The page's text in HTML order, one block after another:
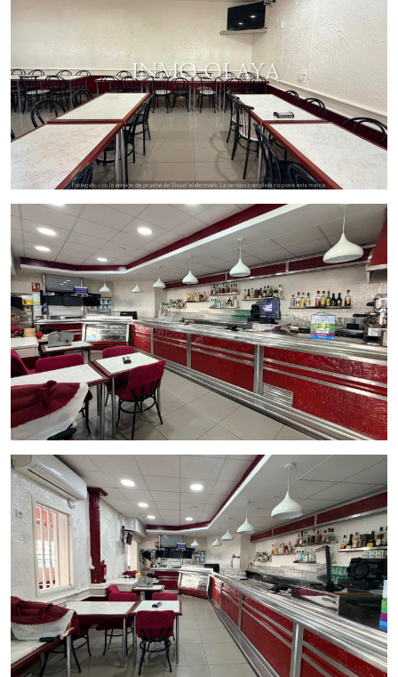
Cercanía a Atracciones: A poca distancia de
parques, playas y zonas de ocio, lo que aumenta la
visibilidad y el atractivo del restaurante.
Comunidad Vibrante: Sant Adrià del Besòs cuenta
con una comunidad activa y un ambiente
multicultural, ideal para fomentar un sentido de
pertenencia y lealtad entre los clientes.
Características del Restaurante:
Superficie total:213 m2
Distribución:
1 planta
Licencia:
Salida de humos:Si
Terraza:86 mesas
Dispone de dos locales alquilados
Baños:4
Venta es de 530.000 y un Alquiler mensual de dos locales
adicionales situados en la zona donde esta se encuentra el
restaurante tan solo de 1330 euros + IVA
No dejes pasar esta oportunidad de emprender en una de las
¡Contáctanos para más información y ven a descubrir tu
próximo proyecto!